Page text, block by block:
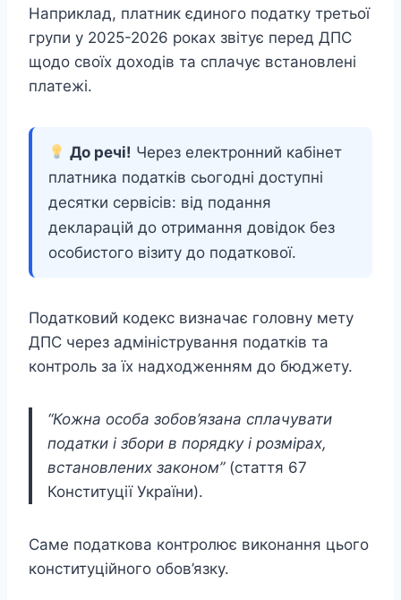
Наприклад, платник єдиного податку третьої
групи у 2025-2026 роках звітує перед ДПС
щодо своїх доходів та сплачує встановлені
платежі.
До речі! Через електронний кабінет
платника податків сьогодні доступні
десятки сервісів: від подання
декларацій до отримання довідок без
особистого візиту до податкової.
Податковий кодекс визначає головну мету
ДПС через адміністрування податків та
контроль за їх надходженням до бюджету.
“Кожна особа зобов’язана сплачувати
податки і збори в порядку і розмірах,
встановлених законом”(стаття 67
Конституції України).
Саме податкова контролює виконання цього
конституційного обов’язку.